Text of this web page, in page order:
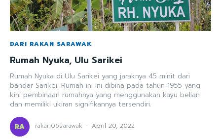
DARI RAKAN SARAWAK
Rumah Nyuka, Ulu Sarikei
Rumah Nyuka di Ulu Sarikei yang jaraknya 45 minit dari
bandar Sarikei. Rumah ini ini dibina pada tahun 1955 yang
kini pembinaan rumahnya yang menggunakan kayu belian
dan memiliki ukiran signifikannya tersendiri.
rakan06sarawak - April 20, 2022